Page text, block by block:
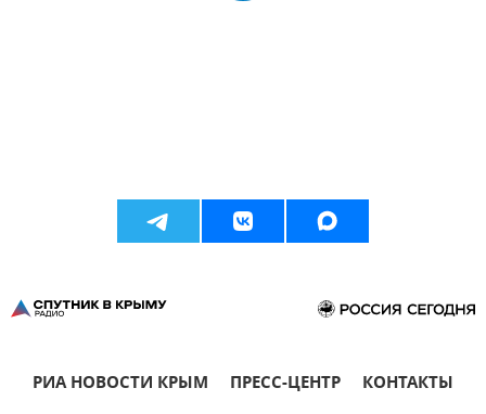
РИА НОВОСТИ КРЫМ ПРЕСС-ЦЕНТР КОНТАКТЫ